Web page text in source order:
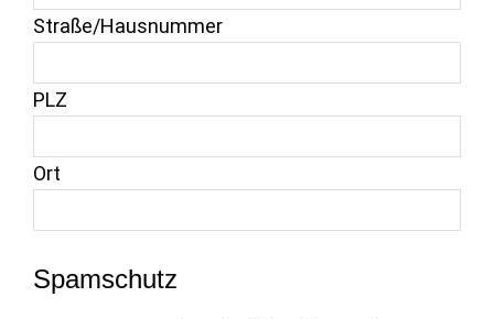
Straße/Hausnummer
PLZ
Ort
Spamschutz